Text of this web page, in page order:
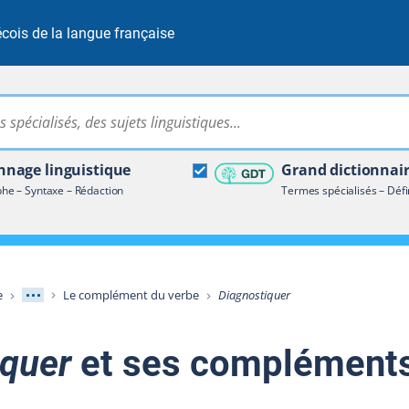
de la langue française
Rechercher dans tout le site
linguistique
– Syntaxe – Rédaction
Grand
Termes spécialisés –
terminologique
Afficher les niveaux intermédiaires
Le complément du verbe Diagnostiquer
et ses